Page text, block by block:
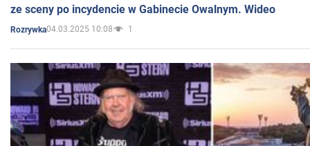
ze sceny po incydencie w Gabinecie Owalnym. Wideo
Rozrywka04.03.2025 10:08 1